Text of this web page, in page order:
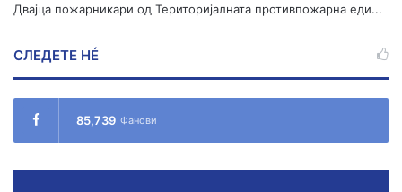
Двајца пожарникари од Територијалната противпожарна еди...
СЛЕДЕТЕ НÉ
85,739 Фанови